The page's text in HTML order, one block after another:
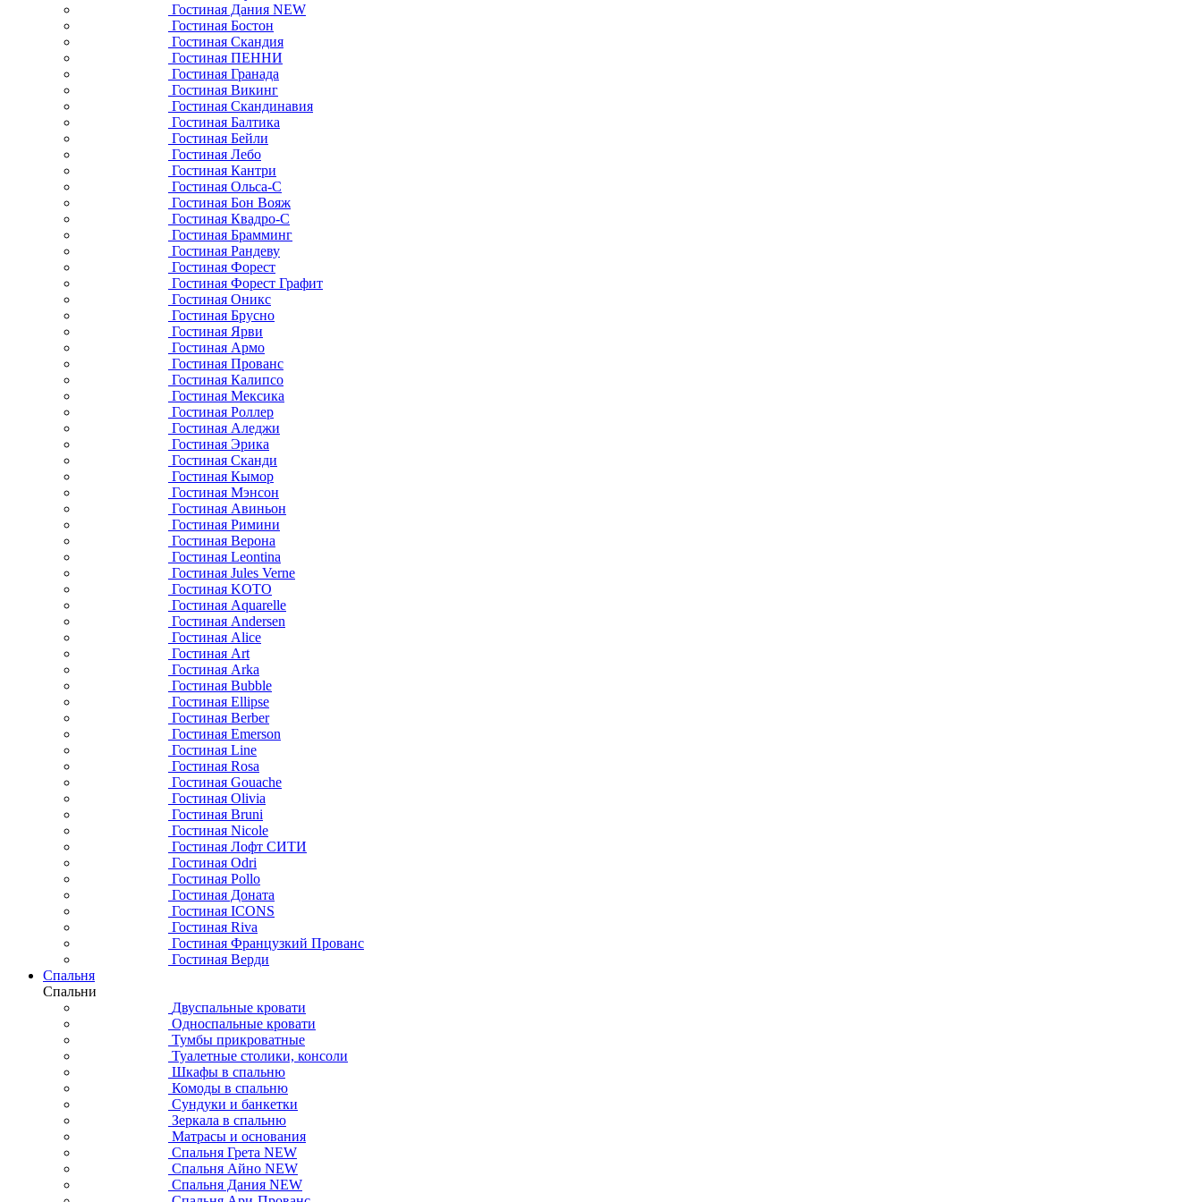
Гостиная Дания NEW
Гостиная Бостон
Гостиная Скандия
Гостиная ПЕННИ
Гостиная Гранада
Гостиная Викинг
Гостиная Скандинавия
Гостиная Балтика
Гостиная Бейли
Гостиная Лебо
Гостиная Кантри
Гостиная Ольса-С
Гостиная Бон Вояж
Гостиная Квадро-С
Гостиная Брамминг
Гостиная Рандеву
Гостиная Форест
Гостиная Форест Графит
Гостиная Оникс
Гостиная Брусно
Гостиная Ярви
Гостиная Армо
Гостиная Прованс
Гостиная Калипсо
Гостиная Мексика
Гостиная Роллер
Гостиная Аледжи
Гостиная Эрика
Гостиная Сканди
Гостиная Кымор
Гостиная Мэнсон
Гостиная Авиньон
Гостиная Римини
Гостиная Верона
Гостиная Leontina
Гостиная Jules Verne
Гостиная KOTO
Гостиная Aquarelle
Гостиная Andersen
Гостиная Alice
Гостиная Art
Гостиная Arka
Гостиная Bubble
Гостиная Ellipse
Гостиная Berber
Гостиная Emerson
Гостиная Line
Гостиная Rosa
Гостиная Gouache
Гостиная Olivia
Гостиная Bruni
Гостиная Nicole
Гостиная Лофт СИТИ
Гостиная Odri
Гостиная Pollo
Гостиная Доната
Гостиная ICONS
Гостиная Riva
Гостиная Французкий Прованс
Гостиная Верди
Спальня
Спальни
Двуспальные кровати
Односпальные кровати
Тумбы прикроватные
Туалетные столики, консоли
Шкафы в спальню
Комоды в спальню
Сундуки и банкетки
Зеркала в спальню
Матрасы и основания
Спальня Грета NEW
Спальня Айно NEW
Спальня Дания NEW